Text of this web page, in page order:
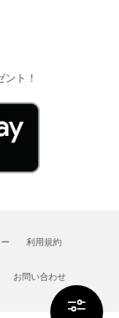
ト！
利用規約
お問い合わせ